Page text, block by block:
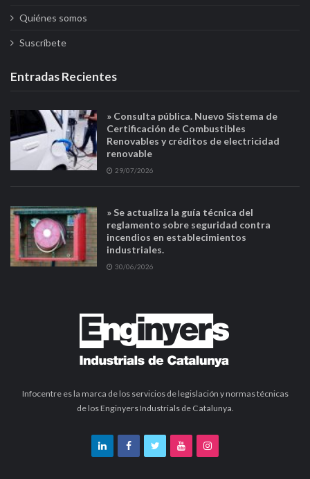
Quiénes somos
Suscríbete
Entradas Recientes
» Consulta pública. Nuevo Sistema de
Certificación de Combustibles
Renovables y créditos de electricidad
renovable
29/07/2026
» Se actualiza la guía técnica del
reglamento sobre seguridad contra
incendios en establecimientos
industriales.
30/06/2026
Infocentre es la marca de los servicios de legislación y normas técnicas
de los Enginyers Industrials de Catalunya.